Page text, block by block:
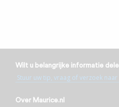
Wilt u belangrijke informatie
Stuur uw tip, vraag of verzoek
Over Maurice.nl